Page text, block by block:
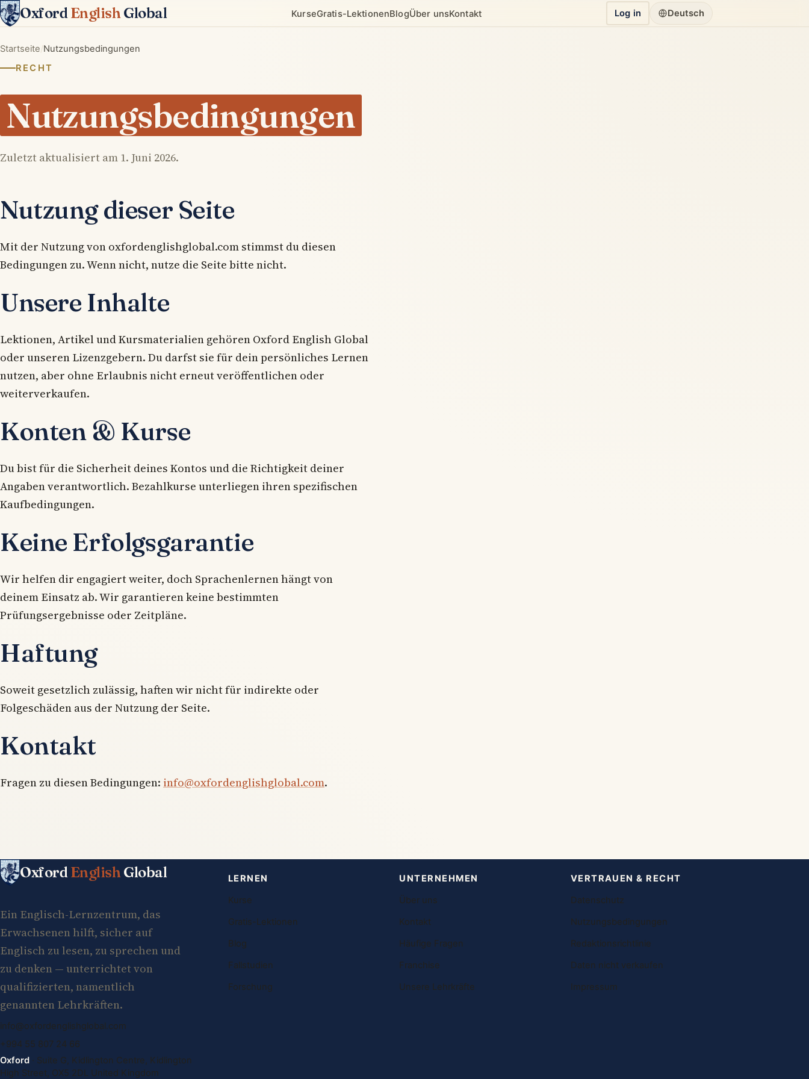
OxfordEnglishGlobal KurseGratis-LektionenBlogÜber unsKontakt Log in Deutsch
Startseite Nutzungsbedingungen
RECHT
Nutzungsbedingungen
Zuletzt aktualisiert am 1. Juni 2026.
Nutzung dieser Seite
Mit der Nutzung von oxfordenglishglobal.com stimmst du diesen
Bedingungen zu. Wenn nicht, nutze die Seite bitte nicht.
Unsere Inhalte
Lektionen, Artikel und Kursmaterialien gehören Oxford English Global
oder unseren Lizenzgebern. Du darfst sie für dein persönliches Lernen
nutzen, aber ohne Erlaubnis nicht erneut veröffentlichen oder
weiterverkaufen.
Konten & Kurse
Du bist für die Sicherheit deines Kontos und die Richtigkeit deiner
Angaben verantwortlich. Bezahlkurse unterliegen ihren spezifischen
Kaufbedingungen.
Keine Erfolgsgarantie
Wir helfen dir engagiert weiter, doch Sprachenlernen hängt von
deinem Einsatz ab. Wir garantieren keine bestimmten
Prüfungsergebnisse oder Zeitpläne.
Haftung
Soweit gesetzlich zulässig, haften wir nicht für indirekte oder
Folgeschäden aus der Nutzung der Seite.
Kontakt
Fragen zu diesen Bedingungen: info@oxfordenglishglobal.com.
OxfordEnglishGlobal
Ein Englisch-Lernzentrum, das
Erwachsenen hilft, sicher auf
Englisch zu lesen, zu sprechen und
zu denken — unterrichtet von
qualifizierten, namentlich
genannten Lehrkräften.
info@oxfordenglishglobal.com
+994 55 807 24 66
Oxford · Suite G, Kidlington Centre, Kidlington
High Street, OX5 2DL United Kingdom
LERNEN
Kurse
Gratis-Lektionen
Blog
Fallstudien
Forschung
UNTERNEHMEN
Über uns
Kontakt
Häufige Fragen
Franchise
Unsere Lehrkräfte
VERTRAUEN & RECHT
Datenschutz
Nutzungsbedingungen
Redaktionsrichtlinie
Daten nicht verkaufen
Impressum